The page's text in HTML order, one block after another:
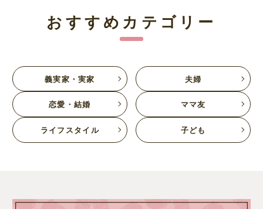
おすすめカテゴリー
義実家・実家 夫婦
恋愛・結婚 ママ友
ライフスタイル 子ども